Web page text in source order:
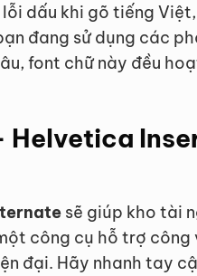
dấu khi gõ tiếng
đang sử dụng các
font chữ này đều
Helvetica
sẽ giúp kho tài
công cụ hỗ trợ công
đại. Hãy nhanh tay